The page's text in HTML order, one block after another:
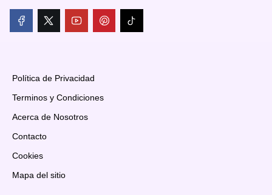
Política de Privacidad
Terminos y Condiciones
Acerca de Nosotros
Contacto
Cookies
Mapa del sitio